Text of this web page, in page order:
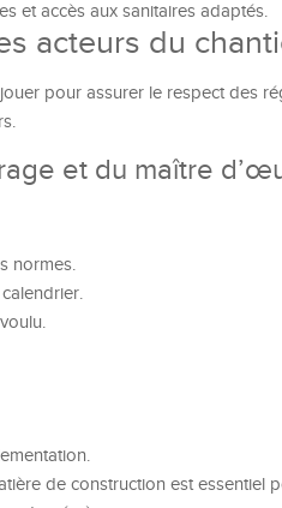
et accès aux sanitaires adaptés.
acteurs du
pour assurer le respect des
et du maître
normes.
de construction est essentiel